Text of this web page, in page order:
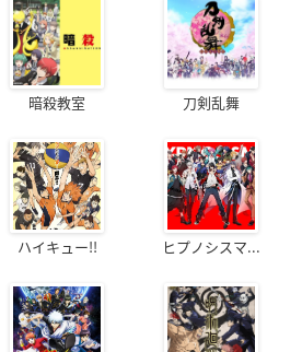
暗殺教室 刀剣乱舞
ハイキュー!! ヒプノシスマ...